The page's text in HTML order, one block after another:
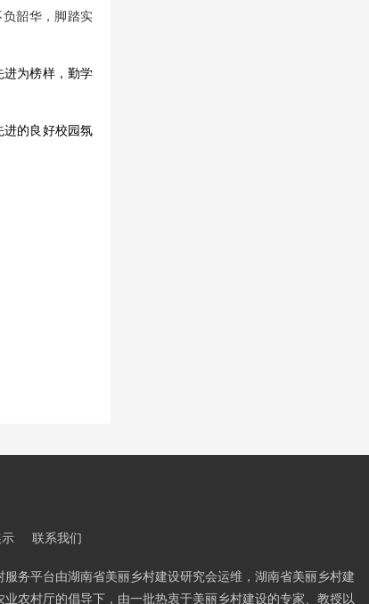
韶华，脚踏实
为榜样，勤学
的良好校园氛
联系我们
服务平台由湖南省美丽乡村建设研究会运维，湖南省美丽乡村建
业农村厅的倡导下，由一批热衷于美丽乡村建设的专家、教授以